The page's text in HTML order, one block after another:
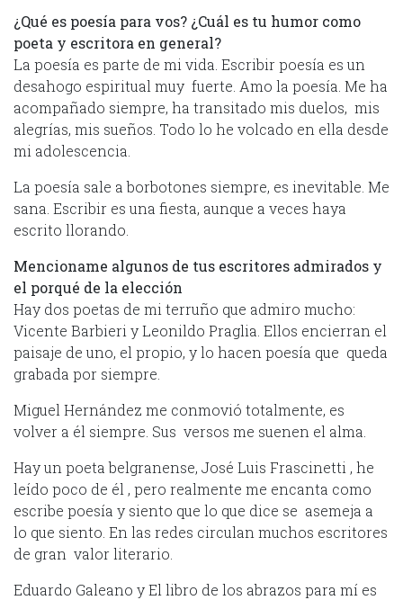
¿Qué es poesía para vos? ¿Cuál es tu humor como
poeta y escritora en general?
La poesía es parte de mi vida. Escribir poesía es un
desahogo espiritual muy fuerte. Amo la poesía. Me ha
acompañado siempre, ha transitado mis duelos, mis
alegrías, mis sueños. Todo lo he volcado en ella desde
mi adolescencia.
La poesía sale a borbotones siempre, es inevitable. Me
sana. Escribir es una fiesta, aunque a veces haya
escrito llorando.
Mencioname algunos de tus escritores admirados y
el porqué de la elección
Hay dos poetas de mi terruño que admiro mucho:
Vicente Barbieri y Leonildo Praglia. Ellos encierran el
paisaje de uno, el propio, y lo hacen poesía que queda
grabada por siempre.
Miguel Hernández me conmovió totalmente, es
volver a él siempre. Sus versos me suenen el alma.
Hay un poeta belgranense, José Luis Frascinetti , he
leído poco de él , pero realmente me encanta como
escribe poesía y siento que lo que dice se asemeja a
lo que siento. En las redes circulan muchos escritores
de gran valor literario.
Eduardo Galeano y El libro de los abrazos para mí es